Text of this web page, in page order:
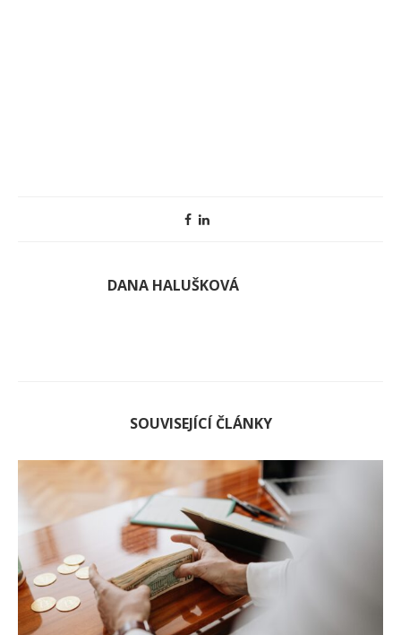
DANA HALUŠKOVÁ
SOUVISEJÍCÍ ČLÁNKY